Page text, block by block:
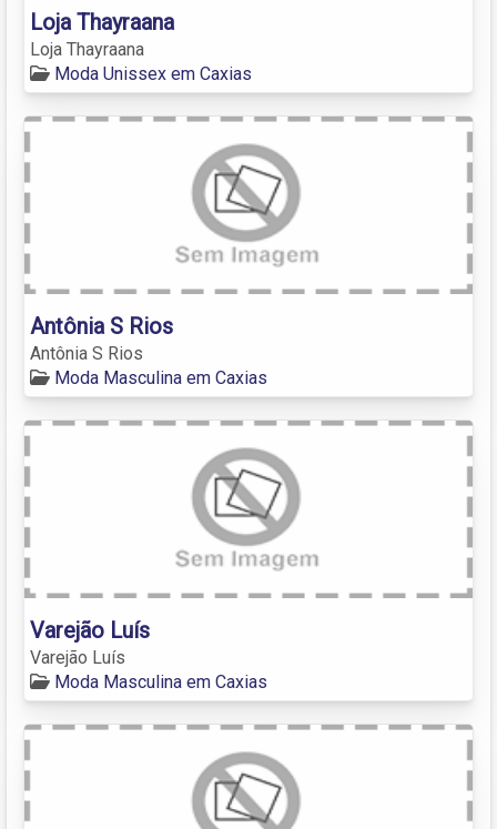
Loja Thayraana
Loja Thayraana
Moda Unissex em Caxias
Antônia S Rios
Antônia S Rios
Moda Masculina em Caxias
Varejão Luís
Varejão Luís
Moda Masculina em Caxias